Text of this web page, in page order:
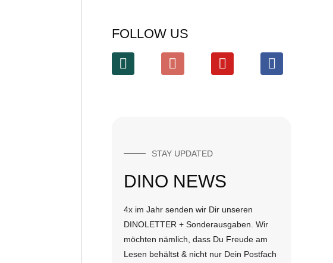
FOLLOW US
STAY UPDATED
DINO NEWS
4x im Jahr senden wir Dir unseren
DINOLETTER + Sonderausgaben. Wir
möchten nämlich, dass Du Freude am
Lesen behältst & nicht nur Dein Postfach